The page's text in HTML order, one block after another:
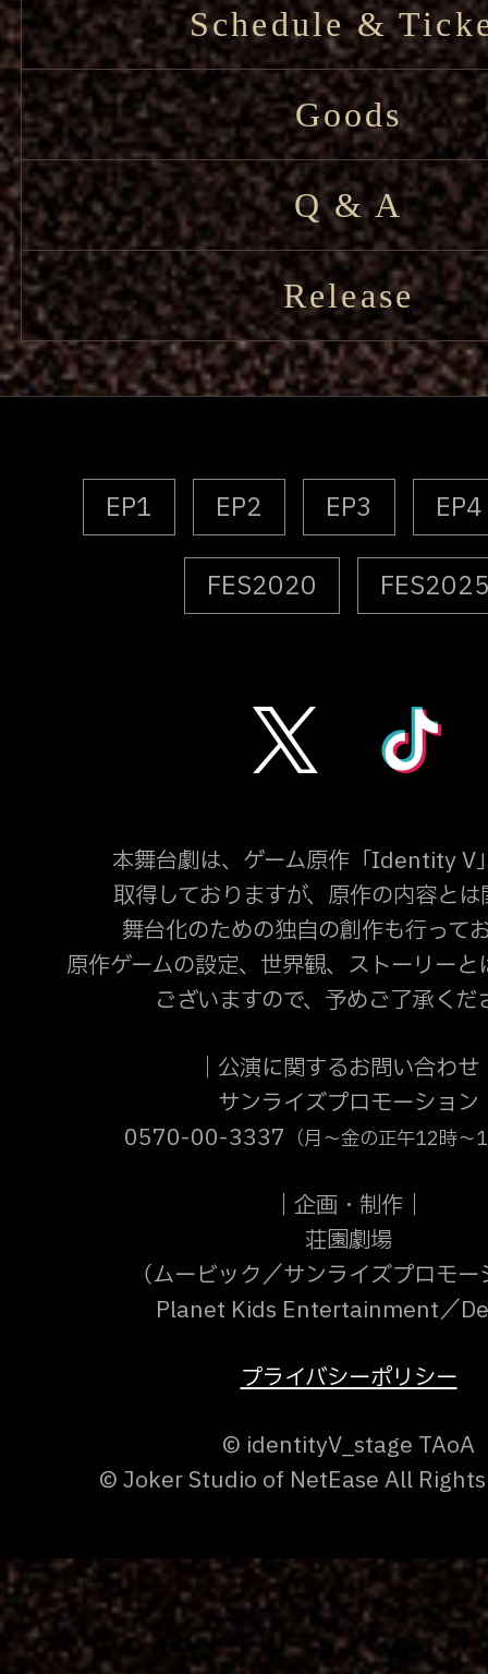
Schedule &
Goods
Q & A
Release
EP1 EP2 EP3 EP4
FES2020
本舞台劇は、ゲーム原作「Identity V
取得しておりますが、原作の内容とは
舞台化のための独自の創作も行って
原作ゲームの設定、世界観、ストーリー
ございますので、予めご了承くだ
｜公演に関するお問い合わせ
サンライズプロモーション
0570-00-3337 （月～金の正午12時
｜企画・制作｜
荘園劇場
（ムービック／サンライズプロモ
Planet Kids Entertainment／
プライバシーポリシー
© identityV_stage TAoA
© Joker Studio of NetEase All